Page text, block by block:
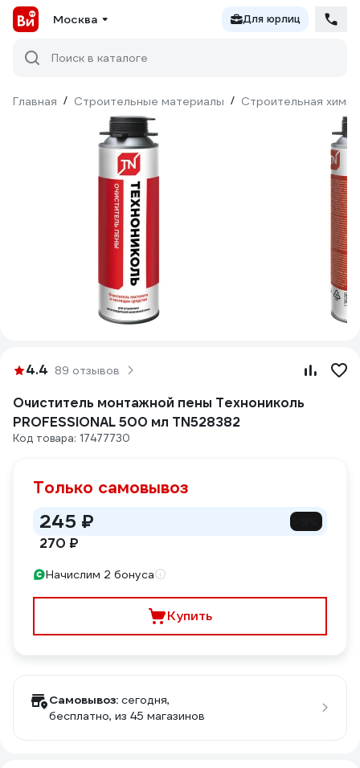
Москва Для юрлиц
Поиск в каталоге
Главная / Строительные материалы / Строительная химия
4.4 89 отзывов
Очиститель монтажной пены Технониколь
PROFESSIONAL 500 мл TN528382
Код товара: 17477730
Только самовывоз
245 ₽
270 ₽
Начислим 2 бонуса
Купить
Самовывоз: сегодня,
бесплатно, из 45 магазинов